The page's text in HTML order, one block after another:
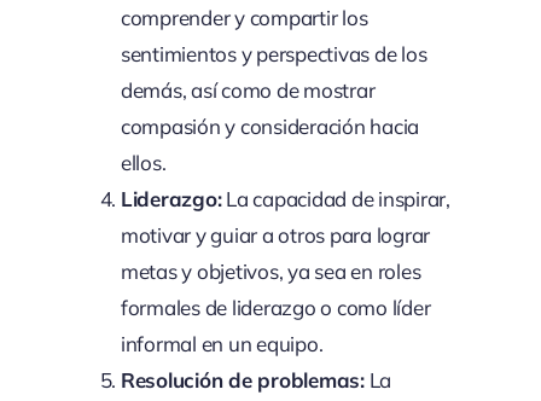
comprender y compartir los
sentimientos y perspectivas de los
demás, así como de mostrar
compasión y consideración hacia
ellos.
Liderazgo:La capacidad de inspirar,
motivar y guiar a otros para lograr
metas y objetivos, ya sea en roles
formales de liderazgo o como líder
informal en un equipo.
Resolución de problemas:La